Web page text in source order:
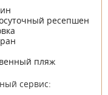
ресепшен
пляж
сервис: